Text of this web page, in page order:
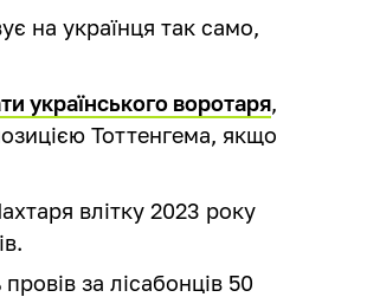
на українця так само,
українського воротаря,
Тоттенгема, якщо
влітку 2023 року
за лісабонців 50